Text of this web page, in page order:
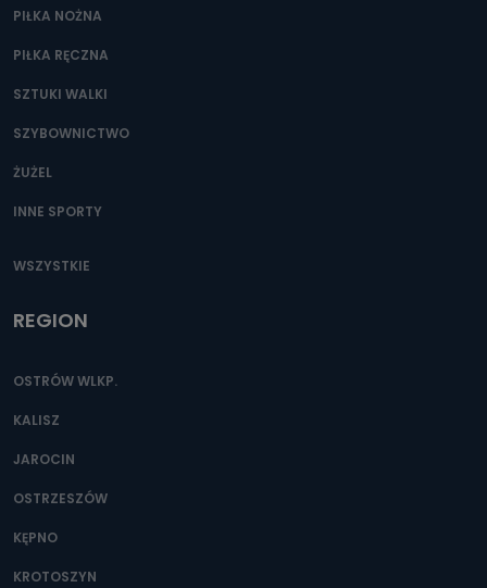
PIŁKA NOŻNA
PIŁKA RĘCZNA
SZTUKI WALKI
SZYBOWNICTWO
ŻUŻEL
INNE SPORTY
WSZYSTKIE
REGION
OSTRÓW WLKP.
KALISZ
JAROCIN
OSTRZESZÓW
KĘPNO
KROTOSZYN